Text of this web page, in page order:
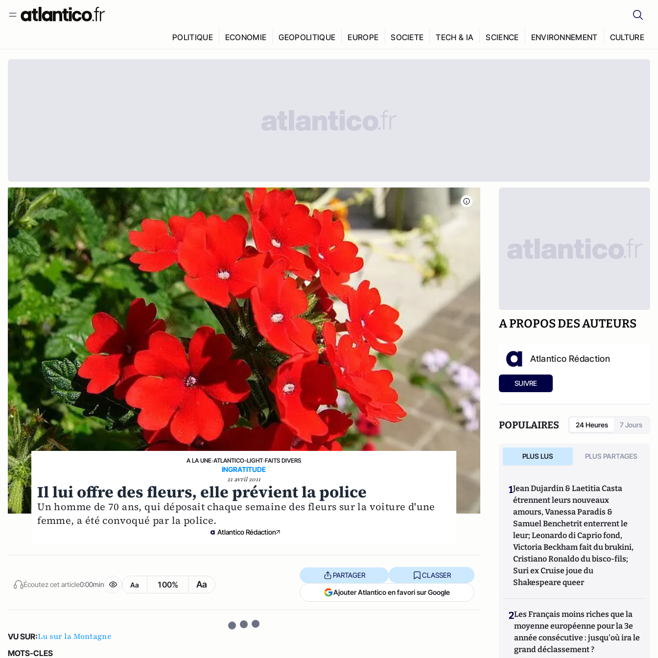
POLITIQUE ECONOMIE GEOPOLITIQUE EUROPE SOCIETE TECH & IA SCIENCE ENVIRONNEMENT CULTURE
A LA UNE›ATLANTICO-LIGHT›FAITS DIVERS
INGRATITUDE
21 avril 2011
Il lui offre des fleurs, elle prévient la police
Un homme de 70 ans, qui déposait chaque semaine des fleurs sur la voiture d'une
femme, a été convoqué par la police.
Atlantico Rédaction
Écoutez cet article0:00min Aa 100% Aa
PARTAGER CLASSER
Ajouter Atlantico en favori sur Google
VU SUR:Lu sur la Montagne
MOTS-CLES
A PROPOS DES AUTEURS
Atlantico Rédaction
SUIVRE
POPULAIRES 24 Heures 7 Jours
PLUS LUS PLUS PARTAGES
1Jean Dujardin & Laetitia Casta
étrennent leurs nouveaux
amours, Vanessa Paradis &
Samuel Benchetrit enterrent le
leur; Leonardo di Caprio fond,
Victoria Beckham fait du brukini,
Cristiano Ronaldo du bisco-fils;
Suri ex Cruise joue du
Shakespeare queer
2Les Français moins riches que la
moyenne européenne pour la 3e
année consécutive : jusqu'où ira le
grand déclassement ?